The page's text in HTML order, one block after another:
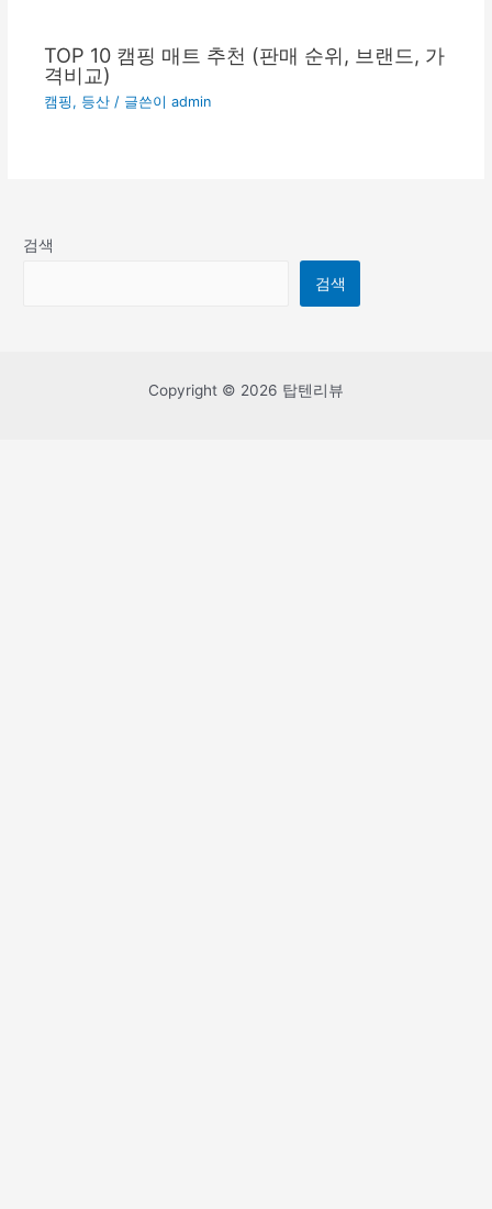
TOP 10 캠핑 매트 추천 (판매 순위, 브랜드, 가
격비교)
캠핑, 등산 / 글쓴이admin
검색
검색
Copyright © 2026 탑텐리뷰